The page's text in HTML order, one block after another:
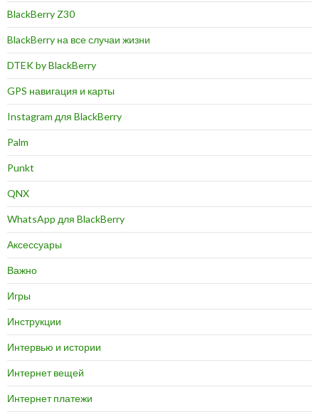
BlackBerry Z30
BlackBerry на все случаи жизни
DTEK by BlackBerry
GPS навигация и карты
Instagram для BlackBerry
Palm
Punkt
QNX
WhatsApp для BlackBerry
Аксессуары
Важно
Игры
Инструкции
Интервью и истории
Интернет вещей
Интернет платежи